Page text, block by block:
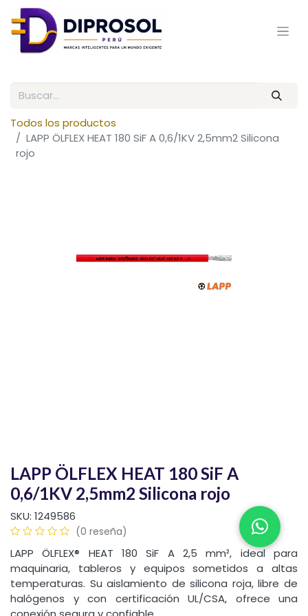
Todos los productos
LAPP ÖLFLEX HEAT 180 SiF A 0,6/1KV 2,5mm2 Silicona
rojo
LAPP ÖLFLEX HEAT 180 SiF A
0,6/1KV 2,5mm2 Silicona rojo
SKU: 1249586
(0 reseña)
LAPP ÖLFLEX® HEAT 180 SiF A 2,5 mm², ideal para
maquinaria, tableros y equipos sometidos a altas
temperaturas. Su aislamiento de silicona roja, libre de
halógenos y con certificación UL/CSA, ofrece una